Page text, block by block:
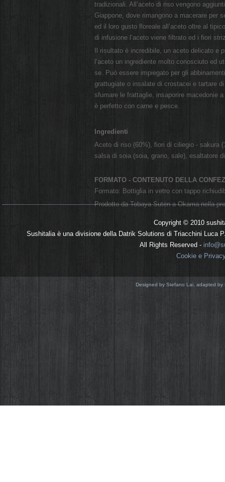
tradizionali. All’aceto di riso vengono
Giappone, dove rimangono a macerare per
ed il loro gusto floreale all’aceto oltre al
di infusione l’aceto viene filtrato ed i fiori
Il risultato è incredibile, un aceto delicato e
l’aceto un ingrediente molto conosciuto ed
se. Può essere impiegato per gli
grattugiate o insalate di crostacei e tartare
sfumare le frattaglie, insaporire macedonie
è perfetto con carne e pesce.
Ingredienti
Aceto di riso (60%), fiori di ciliegio - sakura
salsa di soia (soia, grano, sale), esaltatore
FORMATO - CONTENUTO DELLA
Formato: Bottiglia in vetro con tappo
Prodotto da Tobaya Sutena Okama nella
Copyright © 2010
Sushitalia è una divisione della Datrik Solutions di Triacchini Luca
All Rights Reserved -
Cookie e
Designed by Stefano Lai, adapted by